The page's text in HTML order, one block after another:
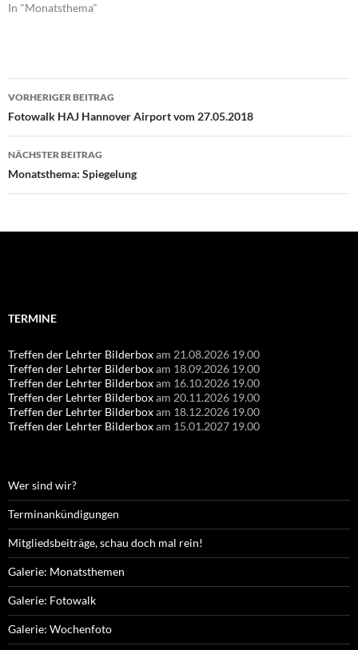
In "Monatsthema"
Beitragsnavigation
VORHERIGER BEITRAG
Fotowalk HAJ Hannover Airport vom 27.05.2018
NÄCHSTER BEITRAG
Monatsthema: Spiegelung
TERMINE
Treffen der Lehrter Bilderboxam 21.08.2026 19.00
Treffen der Lehrter Bilderboxam 18.09.2026 19.00
Treffen der Lehrter Bilderboxam 16.10.2026 19.00
Treffen der Lehrter Bilderboxam 20.11.2026 19.00
Treffen der Lehrter Bilderboxam 18.12.2026 19.00
Treffen der Lehrter Bilderboxam 15.01.2027 19.00
Wer sind wir?
Terminankündigungen
Mitgliedsbeiträge, schau doch mal rein!
Galerie: Monatsthemen
Galerie: Fotowalk
Galerie: Wochenfoto